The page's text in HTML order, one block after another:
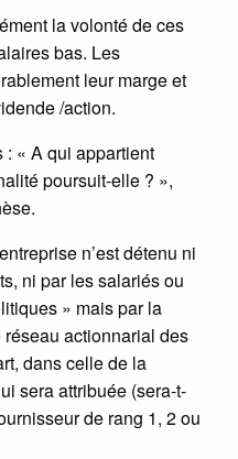
la volonté de ces
bas. Les
leur marge et
/action.
: « A qui appartient
poursuit-elle ? »,
n’est détenu ni
ni par les salariés ou
» mais par la
actionnarial des
dans celle de la
sera attribuée (sera-t-
de rang 1, 2 ou